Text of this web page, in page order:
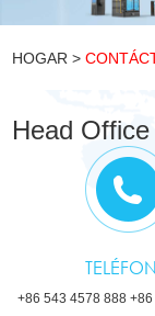
HOGAR >
Head Office
+86 543 4578 888